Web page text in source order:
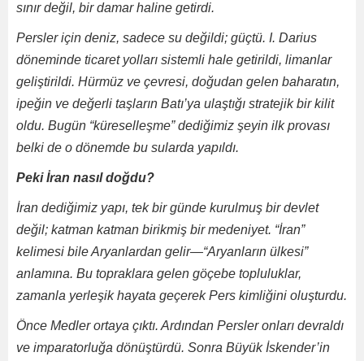
sınır değil, bir damar haline getirdi.
Persler için deniz, sadece su değildi; güçtü. I. Darius
döneminde ticaret yolları sistemli hale getirildi, limanlar
geliştirildi. Hürmüz ve çevresi, doğudan gelen baharatın,
ipeğin ve değerli taşların Batı’ya ulaştığı stratejik bir kilit
oldu. Bugün “küreselleşme” dediğimiz şeyin ilk provası
belki de o dönemde bu sularda yapıldı.
Peki İran nasıl doğdu?
İran dediğimiz yapı, tek bir günde kurulmuş bir devlet
değil; katman katman birikmiş bir medeniyet. “İran”
kelimesi bile Aryanlardan gelir—“Aryanların ülkesi”
anlamına. Bu topraklara gelen göçebe topluluklar,
zamanla yerleşik hayata geçerek Pers kimliğini oluşturdu.
Önce Medler ortaya çıktı. Ardından Persler onları devraldı
ve imparatorluğa dönüştürdü. Sonra Büyük İskender’in